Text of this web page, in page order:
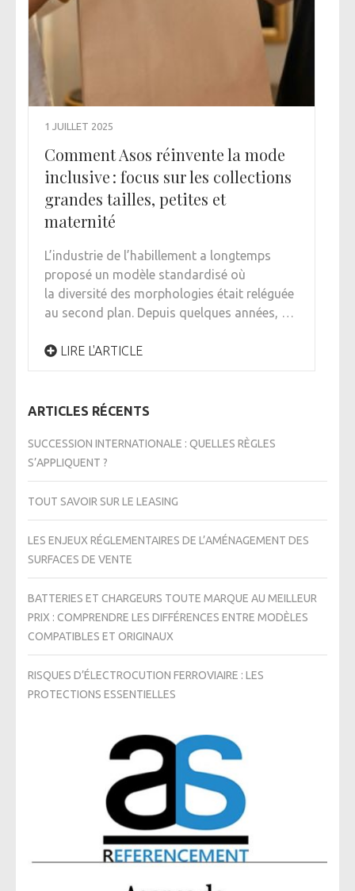
1 JUILLET 2025
Comment Asos réinvente la mode
inclusive : focus sur les collections
grandes tailles, petites et
maternité
L’industrie de l’habillement a longtemps
proposé un modèle standardisé où
la diversité des morphologies était reléguée
au second plan. Depuis quelques années, …
LIRE L'ARTICLE
ARTICLES RÉCENTS
SUCCESSION INTERNATIONALE : QUELLES RÈGLES
S’APPLIQUENT ?
TOUT SAVOIR SUR LE LEASING
LES ENJEUX RÉGLEMENTAIRES DE L’AMÉNAGEMENT DES
SURFACES DE VENTE
BATTERIES ET CHARGEURS TOUTE MARQUE AU MEILLEUR
PRIX : COMPRENDRE LES DIFFÉRENCES ENTRE MODÈLES
COMPATIBLES ET ORIGINAUX
RISQUES D’ÉLECTROCUTION FERROVIAIRE : LES
PROTECTIONS ESSENTIELLES